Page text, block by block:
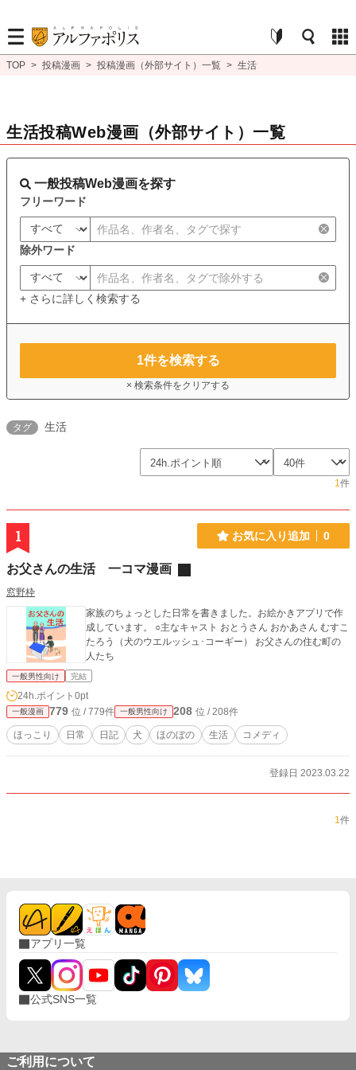
TOP > 投稿漫画 > 投稿漫画（外部サイト）一覧 > 生活
生活投稿Web漫画（外部サイト）一覧
一般投稿Web漫画を探す
フリーワード
除外ワード
+ さらに詳しく検索する
1件を検索する
× 検索条件をクリアする
タグ 生活
1件
1 お気に入り追加 0
お父さんの生活 一コマ漫画
窓野枠
家族のちょっとした日常を書きました。お絵かきアプリで作
成しています。 ○主なキャスト おとうさん おかあさん むすこ
たろう（犬のウエルッシュ･コーギー） お父さんの住む町の
人たち
一般男性向け 完結
24h.ポイント 0pt
一般漫画 779 位 / 779件 一般男性向け 208 位 / 208件
ほっこり 日常 日記 犬 ほのぼの 生活 コメディ
登録日 2023.03.22
1件
アプリ一覧
公式SNS一覧
ご利用について